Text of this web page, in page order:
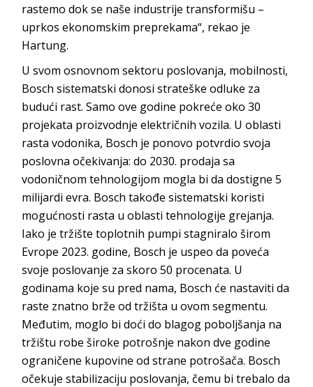
rastemo dok se naše industrije transformišu –
uprkos ekonomskim preprekama“, rekao je
Hartung.
U svom osnovnom sektoru poslovanja, mobilnosti,
Bosch sistematski donosi strateške odluke za
budući rast. Samo ove godine pokreće oko 30
projekata proizvodnje električnih vozila. U oblasti
rasta vodonika, Bosch je ponovo potvrdio svoja
poslovna očekivanja: do 2030. prodaja sa
vodoničnom tehnologijom mogla bi da dostigne 5
milijardi evra. Bosch takođe sistematski koristi
mogućnosti rasta u oblasti tehnologije grejanja.
Iako je tržište toplotnih pumpi stagniralo širom
Evrope 2023. godine, Bosch je uspeo da poveća
svoje poslovanje za skoro 50 procenata. U
godinama koje su pred nama, Bosch će nastaviti da
raste znatno brže od tržišta u ovom segmentu.
Međutim, moglo bi doći do blagog poboljšanja na
tržištu robe široke potrošnje nakon dve godine
ograničene kupovine od strane potrošača. Bosch
očekuje stabilizaciju poslovanja, čemu bi trebalo da